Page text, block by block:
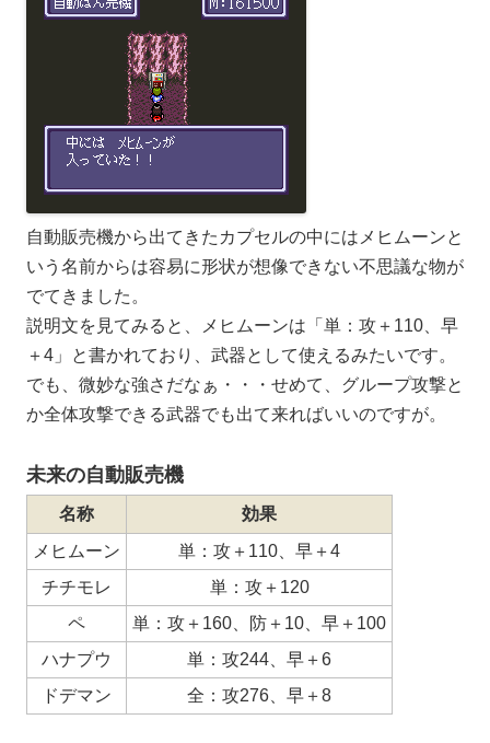
自動販売機から出てきたカプセルの中にはメヒムーンと
いう名前からは容易に形状が想像できない不思議な物が
でてきました。
説明文を見てみると、メヒムーンは「単：攻＋110、早
＋4」と書かれており、武器として使えるみたいです。
でも、微妙な強さだなぁ・・・せめて、グループ攻撃と
か全体攻撃できる武器でも出て来ればいいのですが。
未来の自動販売機
名称
効果
メヒムーン
単：攻＋110、早＋4
チチモレ
単：攻＋120
ペ
単：攻＋160、防＋10、早＋100
ハナプウ
単：攻244、早＋6
ドデマン
全：攻276、早＋8